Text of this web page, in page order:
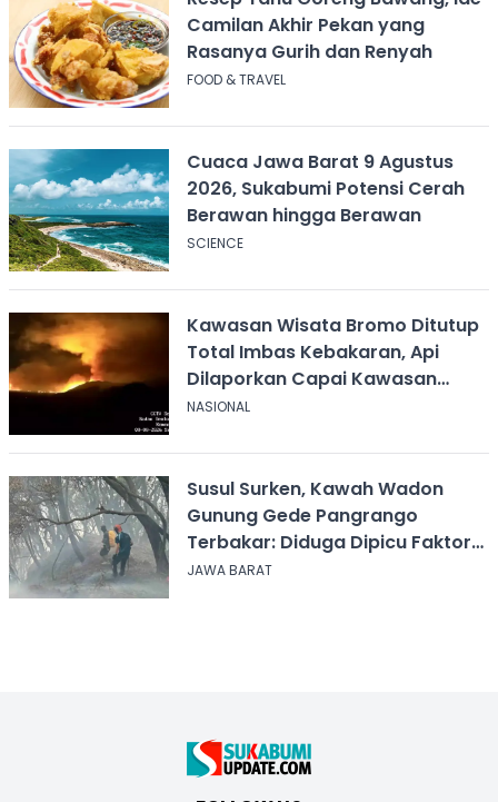
Camilan Akhir Pekan yang
Rasanya Gurih dan Renyah
FOOD & TRAVEL
Cuaca Jawa Barat 9 Agustus
2026, Sukabumi Potensi Cerah
Berawan hingga Berawan
SCIENCE
Kawasan Wisata Bromo Ditutup
Total Imbas Kebakaran, Api
Dilaporkan Capai Kawasan
Sabana
NASIONAL
Susul Surken, Kawah Wadon
Gunung Gede Pangrango
Terbakar: Diduga Dipicu Faktor
Alam
JAWA BARAT